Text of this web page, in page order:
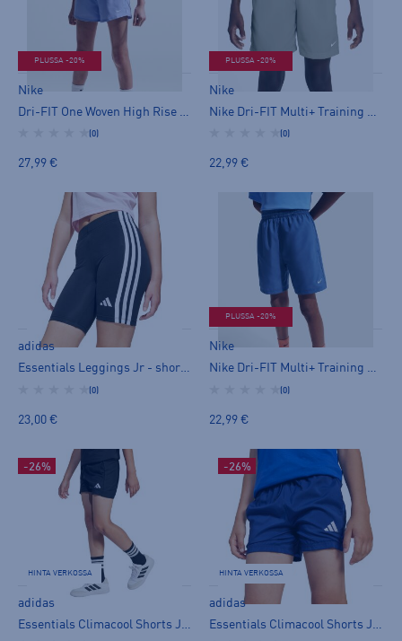
PLUSSA -20%
Nike
(0)
27,99 €
PLUSSA -20%
Nike
(0)
22,99 €
adidas
Essentials Leggings Jr - shortsit
(0)
23,00 €
PLUSSA -20%
Nike
Nike Dri-FIT Multi+ Training Shorts Jr - shortsit
(0)
22,99 €
-26%
HINTA VERKOSSA
adidas
-26%
HINTA VERKOSSA
adidas